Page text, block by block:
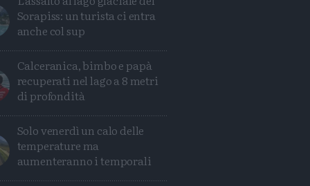
Sorapiss: un turista ci entra
anche col sup
Calceranica, bimbo e papà
recuperati nel lago a 8 metri
di profondità
Solo venerdì un calo delle
temperature ma
aumenteranno i temporali